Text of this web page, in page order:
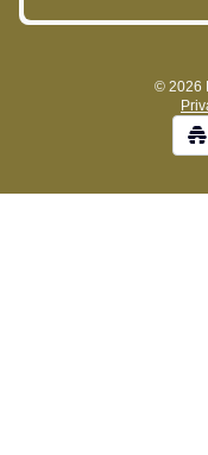
© 2026